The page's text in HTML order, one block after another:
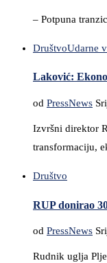
– Potpuna
DruštvoUdarne
Laković:
od PressNews
Izvršni direktor
transformaciju,
Društvo
RUP donirao
od PressNews
Rudnik uglja